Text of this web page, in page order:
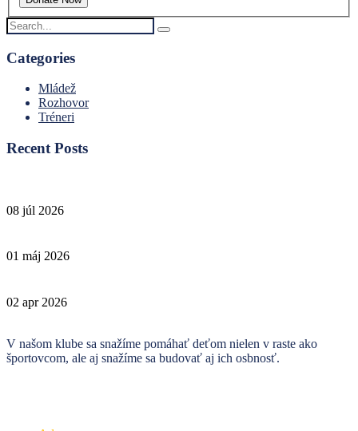
Categories
Mládež
Rozhovor
Tréneri
Recent Posts
08 júl 2026
01 máj 2026
02 apr 2026
V našom klube sa snažíme pomáhať deťom nielen v raste ako
športovcom, ale aj snažíme sa budovať aj ich osbnosť.